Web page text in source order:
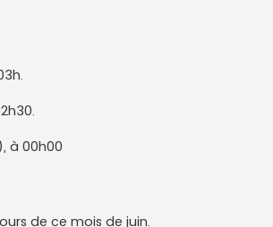
à 00h00
de ce mois de juin.